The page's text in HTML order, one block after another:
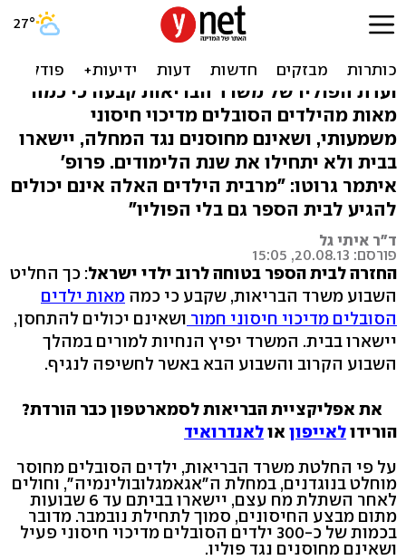
מש' הבריאות: כ-300 ילדים
חולים יישארו בבית עד נובמבר
ועדת הפוליו של משרד הבריאות קבעה כי כמה
מאות מהילדים הסובלים מדיכוי חיסוני
משמעותי, ושאינם מחוסנים נגד המחלה, יישארו
בבית ולא יתחילו את שנת הלימודים. פרופ'
איתמר גרוטו: "מרבית הילדים האלה אינם יכולים
להגיע לבית הספר גם בלי הפוליו"
ד"ר איתי גל
פורסם: 20.08.13, 15:05
החזרה לבית הספר בטוחה לרוב ילדי ישראל: כך החליט
השבוע משרד הבריאות, שקבע כי כמה מאות ילדים
הסובלים מדיכוי חיסוני חמור ושאינם יכולים להתחסן,
יישארו בבית. המשרד יפיץ הנחיות למורים במהלך
השבוע הקרוב והשבוע הבא באשר לחשיפה לנגיף.
את אפליקציית הבריאות לסמארטפון כבר הורדת?
הורידולאייפון אולאנדרואיד
על פי החלטת משרד הבריאות, ילדים הסובלים מחוסר
מוחלט בנוגדנים, במחלת ה"אגאמגלובולינמיה", וחולים
לאחר השתלת מח עצם, יישארו בביתם עד 6 שבועות
מתום מבצע החיסונים, סמוך לתחילת נובמבר. מדובר
בכמות של כ-300 ילדים הסובלים מדיכוי חיסוני פעיל
ושאינם מחוסנים נגד פוליו.